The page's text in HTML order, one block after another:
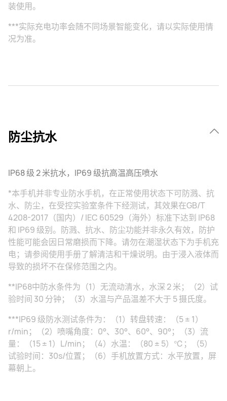
装使用。
***实际充电功率会随不同场景智能变化，请以实际使用情
况为准。
防尘抗水
IP68 级 2 米抗水，IP69 级抗高温高压喷水
*本手机并非专业防水手机，在正常使用状态下可防溅、抗
水、防尘，在受控实验室条件下经测试，其效果在GB/T
4208-2017（国内）/ IEC 60529（海外）标准下达到 IP68
和 IP69 级别。防溅、抗水、防尘功能并非永久有效，防护
性能可能会因日常磨损而下降。请勿在潮湿状态下为手机充
电；请参阅使用手册了解清洁和干燥说明。由于浸入液体而
导致的损坏不在保修范围之内。
**IP68中防水条件为（1）无流动清水，水深 2 米；（2）试
验时间 30 分钟；（3）水温与产品温差不大于 5 摄氏度。
***IP69 级防水测试条件为：（1）转盘转速：（5 ± 1）
r/min；（2）喷嘴角度：0°、30°、60°、90°；（3）流
量：（15 ± 1）L/min；（4）水温：（80 ± 5）℃；（5）
试验时间：30s/位置；（6）手机放置方式：水平放置，屏
幕朝上。